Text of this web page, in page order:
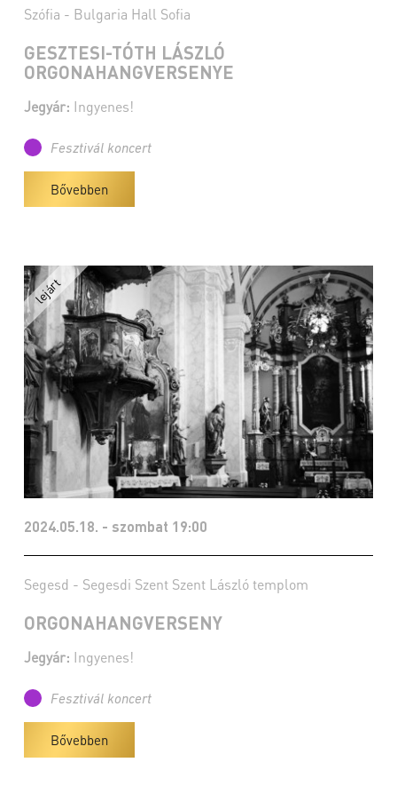
Szófia - Bulgaria Hall Sofia
GESZTESI-TÓTH LÁSZLÓ
ORGONAHANGVERSENYE
Jegyár: Ingyenes!
Fesztivál koncert
Bővebben
2024.05.18. - szombat 19:00
Segesd - Segesdi Szent Szent László templom
ORGONAHANGVERSENY
Jegyár: Ingyenes!
Fesztivál koncert
Bővebben